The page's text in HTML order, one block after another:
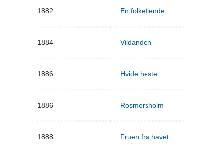
1882 En folkefiende
1884 Vildanden
1886 Hvide heste
1886 Rosmersholm
1888 Fruen fra havet